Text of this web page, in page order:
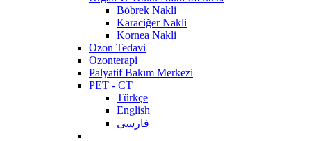
Böbrek Nakli
Karaciğer Nakli
Kornea Nakli
Ozon Tedavi
Ozonterapi
Palyatif Bakım Merkezi
PET - CT
Türkçe
English
فارسی